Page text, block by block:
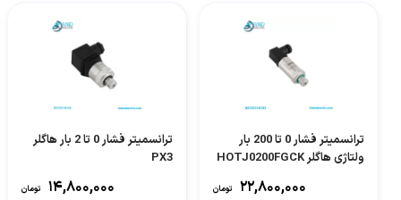
ترانسمیتر فشار 0 تا 200 بار
ولتاژی هاگلر HOTJ0200FGCK
۲۲,۸۰۰,۰۰۰ تومان
ترانسمیتر فشار 0 تا 2 بار هاگلر
PX3
۱۴,۸۰۰,۰۰۰ تومان